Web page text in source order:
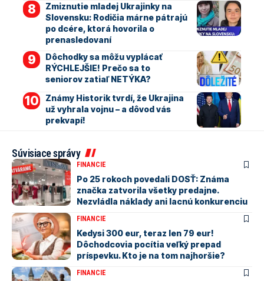
Zmiznutie mladej Ukrajinky na
Slovensku: Rodičia márne pátrajú
po dcére, ktorá hovorila o
prenasledovaní
Dôchodky sa môžu vyplácať
RÝCHLEJŠIE! Prečo sa to
seniorov zatiaľ NETÝKA?
Známy Historik tvrdí, že Ukrajina
už vyhrala vojnu – a dôvod vás
prekvapí!
Súvisiace správy
FINANCIE
Po 25 rokoch povedali DOSŤ: Známa
značka zatvorila všetky predajne.
Nezvládla náklady ani lacnú konkurenciu
FINANCIE
Kedysi 300 eur, teraz len 79 eur!
Dôchodcovia pocítia veľký prepad
príspevku. Kto je na tom najhoršie?
FINANCIE